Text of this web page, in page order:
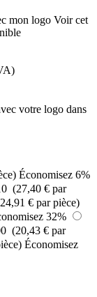
mon logo Voir cet
Économisez 6%
(27,40 € par
€ par pièce)
32%
(20,43 € par
Économisez